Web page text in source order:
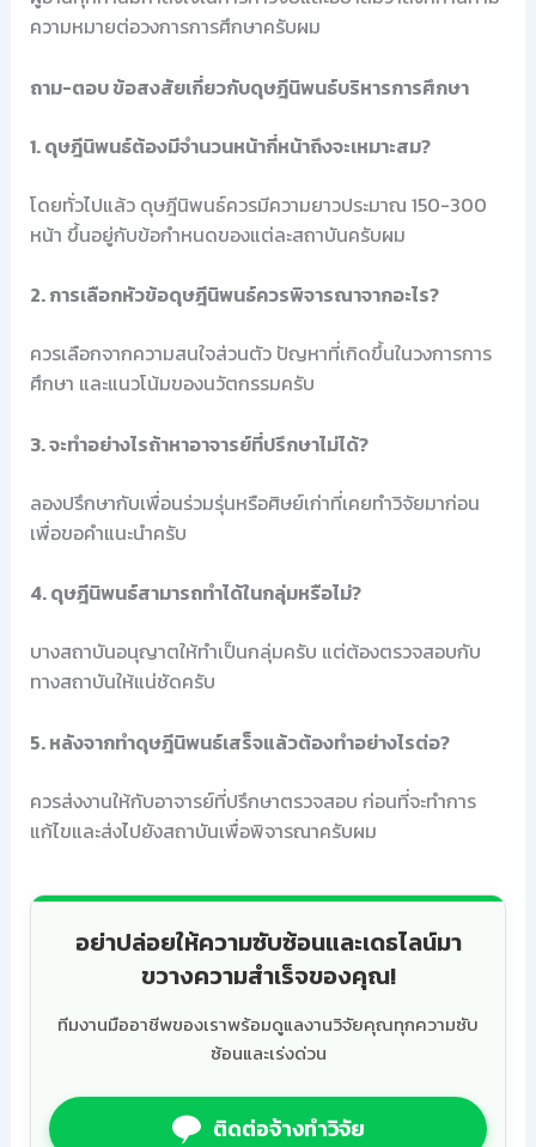
ความหมายต่อวงการการศึกษาครับผม
ถาม-ตอบ ข้อสงสัยเกี่ยวกับดุษฎีนิพนธ์บริหารการศึกษา
1. ดุษฎีนิพนธ์ต้องมีจำนวนหน้ากี่หน้าถึงจะเหมาะสม?
โดยทั่วไปแล้ว ดุษฎีนิพนธ์ควรมีความยาวประมาณ 150-300
หน้า ขึ้นอยู่กับข้อกำหนดของแต่ละสถาบันครับผม
2. การเลือกหัวข้อดุษฎีนิพนธ์ควรพิจารณาจากอะไร?
ควรเลือกจากความสนใจส่วนตัว ปัญหาที่เกิดขึ้นในวงการการ
ศึกษา และแนวโน้มของนวัตกรรมครับ
3. จะทำอย่างไรถ้าหาอาจารย์ที่ปรึกษาไม่ได้?
ลองปรึกษากับเพื่อนร่วมรุ่นหรือศิษย์เก่าที่เคยทำวิจัยมาก่อน
เพื่อขอคำแนะนำครับ
4. ดุษฎีนิพนธ์สามารถทำได้ในกลุ่มหรือไม่?
บางสถาบันอนุญาตให้ทำเป็นกลุ่มครับ แต่ต้องตรวจสอบกับ
ทางสถาบันให้แน่ชัดครับ
5. หลังจากทำดุษฎีนิพนธ์เสร็จแล้วต้องทำอย่างไรต่อ?
ควรส่งงานให้กับอาจารย์ที่ปรึกษาตรวจสอบ ก่อนที่จะทำการ
แก้ไขและส่งไปยังสถาบันเพื่อพิจารณาครับผม
อย่าปล่อยให้ความซับซ้อนและเดธไลน์มา
ขวางความสำเร็จของคุณ!
ทีมงานมืออาชีพของเราพร้อมดูแลงานวิจัยคุณทุกความซับ
ซ้อนและเร่งด่วน
ติดต่อจ้างทำวิจัย